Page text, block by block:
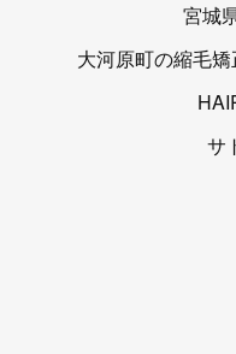
宮城
大河原町の縮毛
サ